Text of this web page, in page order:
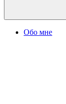
Обо мне